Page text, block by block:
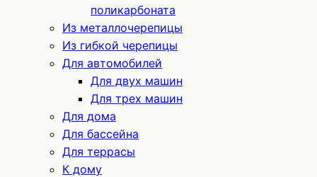
поликарбоната
Из металлочерепицы
Из гибкой черепицы
Для автомобилей
Для двух машин
Для трех машин
Для дома
Для бассейна
Для террасы
К дому